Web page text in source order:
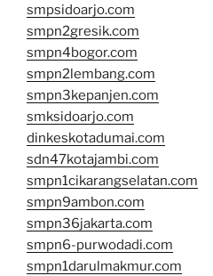
smpsidoarjo.com
smpn2gresik.com
smpn4bogor.com
smpn2lembang.com
smpn3kepanjen.com
smksidoarjo.com
dinkeskotadumai.com
sdn47kotajambi.com
smpn1cikarangselatan.com
smpn9ambon.com
smpn36jakarta.com
smpn6-purwodadi.com
smpn1darulmakmur.com